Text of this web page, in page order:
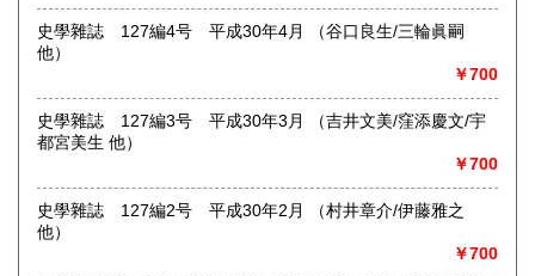
沿線名：京成線
最寄駅：堀切菖蒲園駅徒歩約1分
営業時間：12:00〜17:00
定休日：店舗は雨天休業及び「不定休」です。店舗での日時
指定受取は出来かねます。
書籍の買取について
取り扱い分野
哲学宗教、歴史、社会科学、自然科学、美術工芸、国語国
史學雜誌 127編4号 平成30年4月 （谷口良生/三輪眞嗣
他）
￥700
史學雜誌 127編3号 平成30年3月 （吉井文美/窪添慶文/宇
都宮美生 他）
￥700
史學雜誌 127編2号 平成30年2月 （村井章介/伊藤雅之
他）
￥700